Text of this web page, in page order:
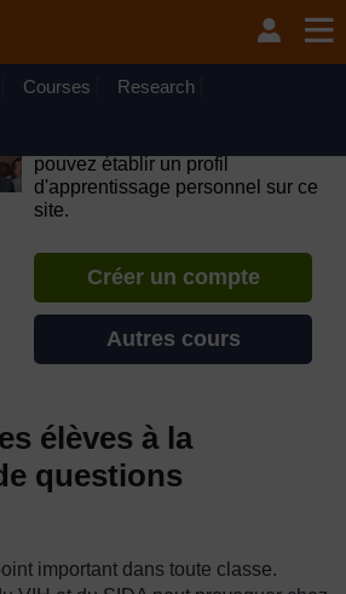
be unavailable on Wednesday 12
to 10.30am (GMT) due to routine
Courses Research
pouvez établir un profil
d'apprentissage personnel sur ce
site.
Créer un compte
Autres cours
élèves à la
questions
important dans toute classe.